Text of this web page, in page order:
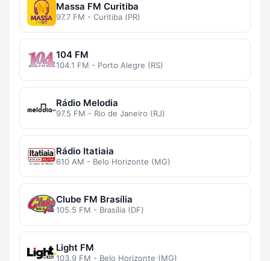
Massa FM Curitiba
97.7 FM - Curitiba (PR)
104 FM
104.1 FM - Porto Alegre (RS)
Rádio Melodia
97.5 FM - Rio de Janeiro (RJ)
Rádio Itatiaia
610 AM - Belo Horizonte (MG)
Clube FM Brasília
105.5 FM - Brasília (DF)
Light FM
103.9 FM - Belo Horizonte (MG)